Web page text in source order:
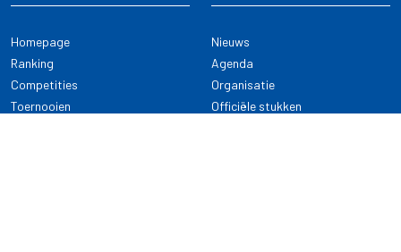
Homepage
Ranking
Competities
Toernooien
Nieuws
Agenda
Organisatie
Officiële stukken